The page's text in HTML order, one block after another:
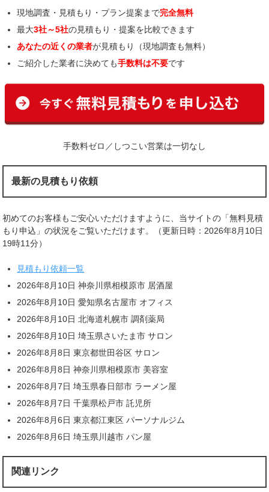
現地調査・見積もり・プラン提案まで完全無料
最大3社～5社の見積もり・提案を比較できます
あなたの近くの業者が見積もり（現地調査も無料）
ご紹介した業者に決めても手数料は不要です
手数料ゼロ／しつこい営業は一切なし
最新の見積もり依頼
初めてのお客様もご安心いただけますように、当サイトの「無料見積
もり申込」の状況をご覧いただけます。（更新日時：2026年8月10日
19時11分）
見積もり依頼一覧
2026年8月10日 神奈川県相模原市 居酒屋
2026年8月10日 愛知県名古屋市 オフィス
2026年8月10日 北海道札幌市 調剤薬局
2026年8月10日 埼玉県さいたま市 サロン
2026年8月8日 東京都世田谷区 サロン
2026年8月8日 神奈川県相模原市 美容室
2026年8月7日 埼玉県春日部市 ラーメン屋
2026年8月7日 千葉県松戸市 託児所
2026年8月6日 東京都江東区 パーソナルジム
2026年8月6日 埼玉県川越市 パン屋
関連リンク